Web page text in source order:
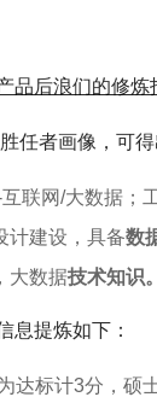
品后浪们的修炼
任者画像，可得
联网/大数据；
计建设，具备数
大数据技术知识。
息提炼如下：
达标计3分，硕